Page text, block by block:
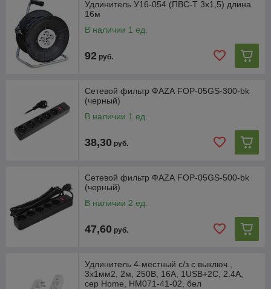
Удлинитель У16-054 (ПВС-Т 3х1,5) длина
16м
В наличии 1 ед.
92 руб.
Сетевой фильтр ФАZА FOP-05GS-300-bk
(черный)
В наличии 1 ед.
38,30 руб.
Сетевой фильтр ФАZА FOP-05GS-500-bk
(черный)
В наличии 2 ед.
47,60 руб.
Удлинитель 4-местный с/з с выключ.,
3x1мм2, 2м, 250В, 16А, 1USB+2C, 2.4A,
сер Home, HM071-41-02, бел